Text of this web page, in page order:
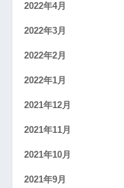
2022年4月
2022年3月
2022年2月
2022年1月
2021年12月
2021年11月
2021年10月
2021年9月